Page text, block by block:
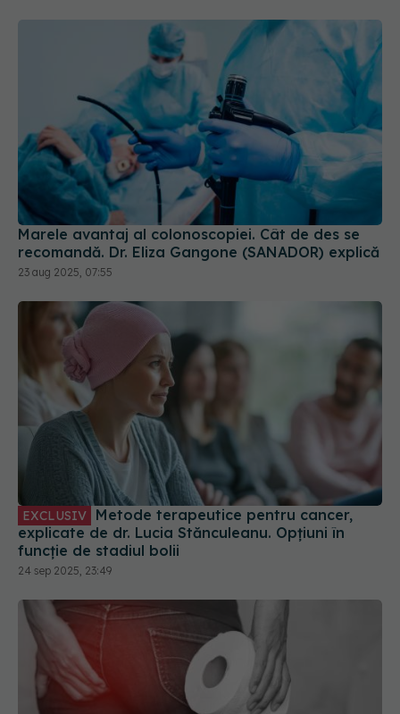
Marele avantaj al colonoscopiei. Cât de des se
recomandă. Dr. Eliza Gangone (SANADOR) explică
EXCLUSIV Metode terapeutice pentru cancer,
explicate de dr. Lucia Stănculeanu. Opțiuni în
funcție de stadiul bolii
24 sep 2025, 23:49